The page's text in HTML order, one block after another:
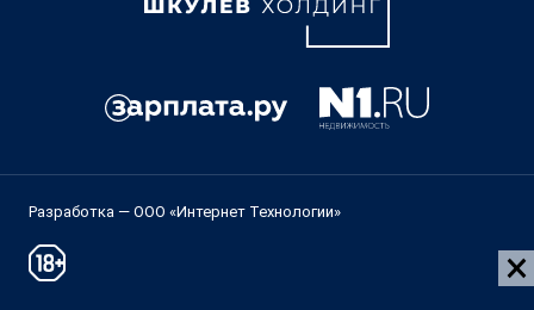
Разработка — ООО «Интернет Технологии»